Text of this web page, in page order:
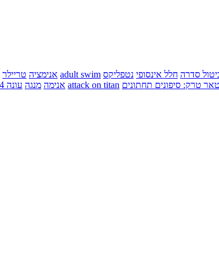
סדרה חלל אינסופי נטפליקס adult swim אנימציה טריילר
טרק: סיפונים תחתונים attack on titan אנימה מנגה עונה 4